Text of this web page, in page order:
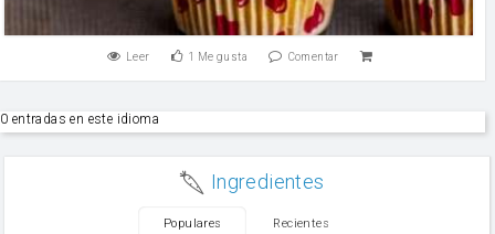
Leer 1 Me gusta Comentar
0 entradas en este idioma
Ingredientes
Populares Recientes